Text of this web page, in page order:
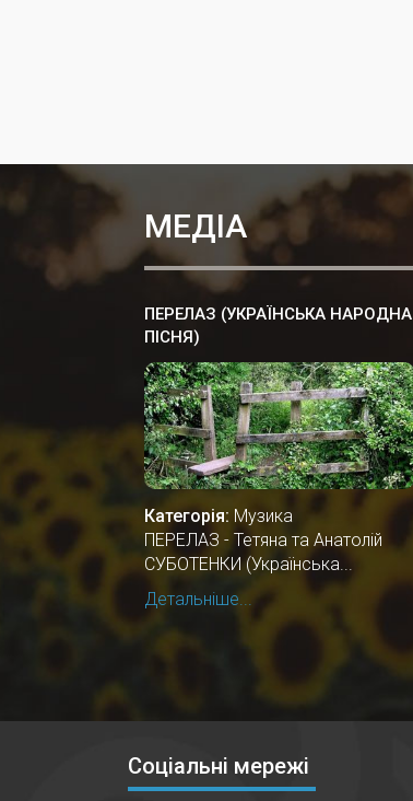
МЕДІА
ПЕРЕЛАЗ (УКРАЇНСЬКА НАРОДНА
ПІСНЯ)
Категорія: Музика
ПЕРЕЛАЗ - Тетяна та Анатолій
СУБОТЕНКИ (Українська...
Детальніше...
Соціальні мережі